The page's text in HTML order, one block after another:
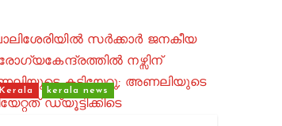
Kerala kerala news